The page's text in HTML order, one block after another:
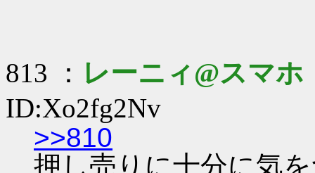
813 ： レーニィ@スマホ
ID:Xo2fg2Nv
>>810
押し売りに十分に気